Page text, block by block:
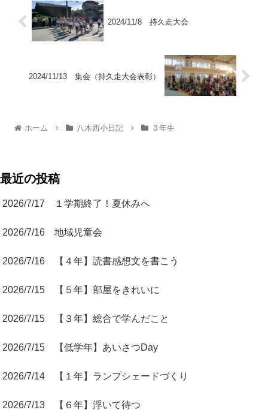
2024/11/8 持久走大会
2024/11/13 集会（持久走大会表彰）
ホーム 八木西小日記 ３年生
最近の投稿
2026/7/17 １学期終了！夏休みへ
2026/7/16 地域児童会
2026/7/16 【４年】読書感想文を書こう
2026/7/15 【５年】部屋をきれいに
2026/7/15 【３年】総合で学んだこと
2026/7/15 【低学年】あいさつDay
2026/7/14 【１年】ランプシェードづくり
2026/7/13 【６年】浮いて待つ